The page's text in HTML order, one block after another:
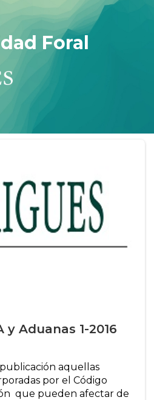
Foral
y Aduanas 1-2016
aquellas
por el Código
que pueden afectar de